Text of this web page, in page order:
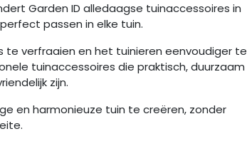
Garden ID alledaagse tuinaccessoires in
passen in elke tuin.
verfraaien en het tuinieren eenvoudiger te
tuinaccessoires die praktisch, duurzaam
zijn.
en harmonieuze tuin te creëren, zonder